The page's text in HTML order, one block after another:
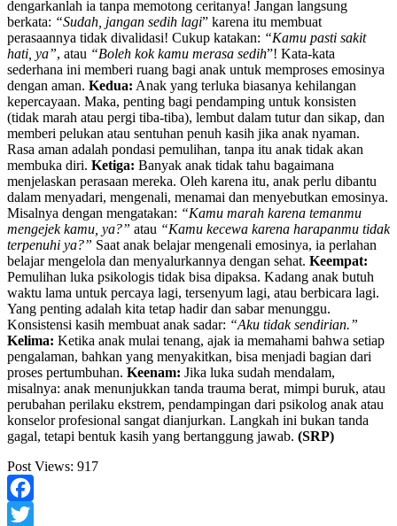
dengarkanlah ia tanpa memotong ceritanya! Jangan langsung
berkata: “Sudah, jangan sedih lagi” karena itu membuat
perasaannya tidak divalidasi! Cukup katakan: “Kamu pasti sakit
hati, ya”, atau “Boleh kok kamu merasa sedih”! Kata-kata
sederhana ini memberi ruang bagi anak untuk memproses emosinya
dengan aman. Kedua: Anak yang terluka biasanya kehilangan
kepercayaan. Maka, penting bagi pendamping untuk konsisten
(tidak marah atau pergi tiba-tiba), lembut dalam tutur dan sikap, dan
memberi pelukan atau sentuhan penuh kasih jika anak nyaman.
Rasa aman adalah pondasi pemulihan, tanpa itu anak tidak akan
membuka diri. Ketiga: Banyak anak tidak tahu bagaimana
menjelaskan perasaan mereka. Oleh karena itu, anak perlu dibantu
dalam menyadari, mengenali, menamai dan menyebutkan emosinya.
Misalnya dengan mengatakan: “Kamu marah karena temanmu
mengejek kamu, ya?” atau “Kamu kecewa karena harapanmu tidak
terpenuhi ya?” Saat anak belajar mengenali emosinya, ia perlahan
belajar mengelola dan menyalurkannya dengan sehat. Keempat:
Pemulihan luka psikologis tidak bisa dipaksa. Kadang anak butuh
waktu lama untuk percaya lagi, tersenyum lagi, atau berbicara lagi.
Yang penting adalah kita tetap hadir dan sabar menunggu.
Konsistensi kasih membuat anak sadar: “Aku tidak sendirian.”
Kelima: Ketika anak mulai tenang, ajak ia memahami bahwa setiap
pengalaman, bahkan yang menyakitkan, bisa menjadi bagian dari
proses pertumbuhan. Keenam: Jika luka sudah mendalam,
misalnya: anak menunjukkan tanda trauma berat, mimpi buruk, atau
perubahan perilaku ekstrem, pendampingan dari psikolog anak atau
konselor profesional sangat dianjurkan. Langkah ini bukan tanda
gagal, tetapi bentuk kasih yang bertanggung jawab. (SRP)
Post Views: 917
Facebook